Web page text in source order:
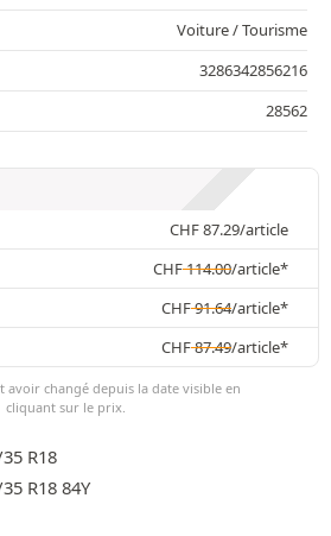
Voiture / Tourisme
3286342856216
28562
CHF87.29/article
CHF114.00/article*
CHF91.64/article*
CHF87.49/article*
avoir changé depuis la date visible en
cliquant sur le prix.
R18
R18 84Y